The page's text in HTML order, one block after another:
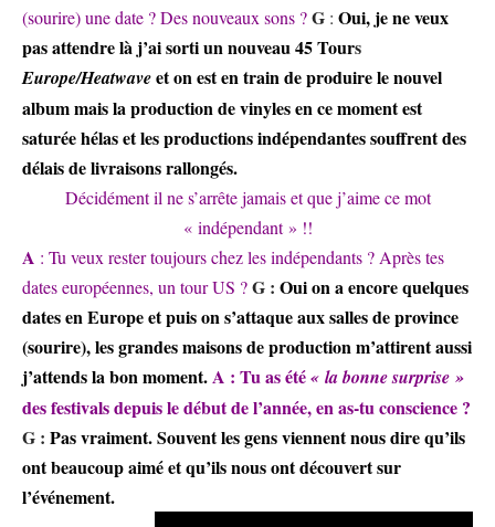
(sourire) une date ? Des nouveaux sons ?G : Oui, je ne veux
pas attendre là j’ai sorti un nouveau 45 Tours
Europe/Heatwaveet on est en train de produire le nouvel
album mais la production de vinyles en ce moment est
saturée hélas et les productions indépendantes souffrent des
délais de livraisons rallongés.
Décidément il ne s’arrête jamais et que j’aime ce mot
« indépendant » !!
A : Tu veux rester toujours chez les indépendants ? Après tes
dates européennes, un tour US ?G : Oui on a encore quelques
dates en Europe et puis on s’attaque aux salles de province
(sourire), les grandes maisons de production m’attirent aussi
j’attends la bon moment.A : Tu as été« la bonne surprise »
des festivals depuis le début de l’année, en as-tu conscience ?
G : Pas vraiment. Souvent les gens viennent nous dire qu’ils
ont beaucoup aimé et qu’ils nous ont découvert sur
l’événement.